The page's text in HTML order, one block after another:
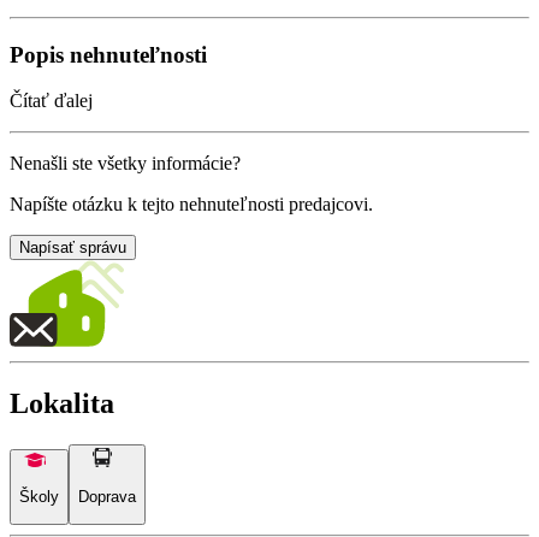
Popis nehnuteľnosti
Čítať ďalej
Nenašli ste všetky informácie?
Napíšte otázku k tejto nehnuteľnosti predajcovi.
Napísať správu
Lokalita
Školy Doprava